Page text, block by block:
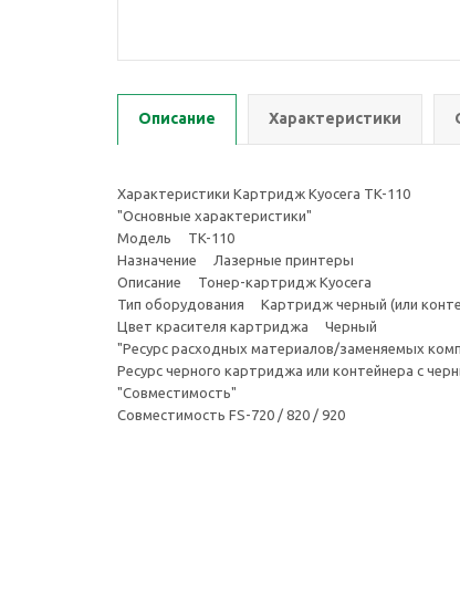
Описание Характеристики
Характеристики Картридж Kyocera TK-110
"Основные характеристики"
Модель TK-110
Назначение Лазерные принтеры
Описание Тонер-картридж Kyocera
Тип оборудования Картридж черный (или
Цвет красителя картриджа Черный
"Ресурс расходных материалов/заменяемых
Ресурс черного картриджа или контейнера с
"Совместимость"
Совместимость FS-720 / 820 / 920